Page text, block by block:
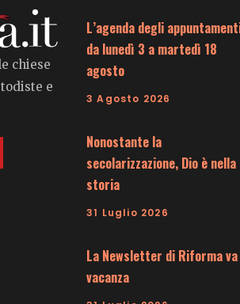
chiese
e
L’agenda degli
da lunedì 3 a martedì 18
agosto
3 Agosto 2026
Nonostante la
secolarizzazione, Dio è nella
storia
31 Luglio 2026
La Newsletter di Riforma
vacanza